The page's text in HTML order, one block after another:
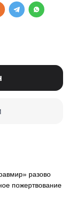
разово
пожертвование